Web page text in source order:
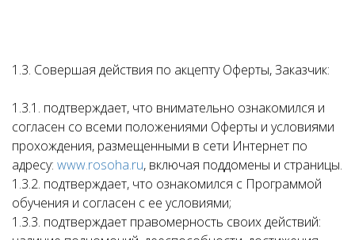
1.3. Совершая действия по акцепту Оферты, Заказчик:
1.3.1. подтверждает, что внимательно ознакомился и
согласен со всеми положениями Оферты и условиями
прохождения, размещенными в сети Интернет по
адресу: www.rosoha.ru, включая поддомены и страницы.
1.3.2. подтверждает, что ознакомился с Программой
обучения и согласен с ее условиями;
1.3.3. подтверждает правомерность своих действий: